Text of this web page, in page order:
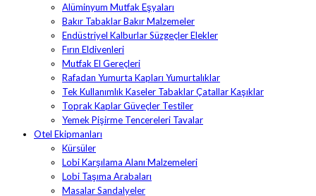
Alüminyum Mutfak Eşyaları
Bakır Tabaklar Bakır Malzemeler
Endüstriyel Kalburlar Süzgeçler Elekler
Fırın Eldivenleri
Mutfak El Gereçleri
Rafadan Yumurta Kapları Yumurtalıklar
Tek Kullanımlık Kaseler Tabaklar Çatallar Kaşıklar
Toprak Kaplar Güveçler Testiler
Yemek Pişirme Tencereleri Tavalar
Otel Ekipmanları
Kürsüler
Lobi Karşılama Alanı Malzemeleri
Lobi Taşıma Arabaları
Masalar Sandalyeler